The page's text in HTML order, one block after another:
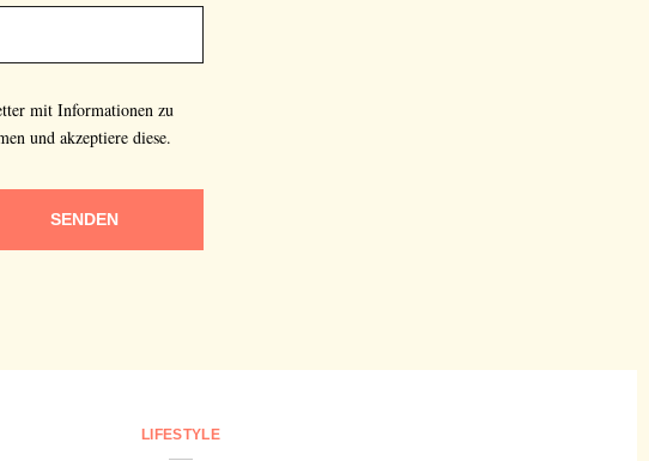
mit Informationen zu
und akzeptiere diese.
SENDEN
LIFESTYLE